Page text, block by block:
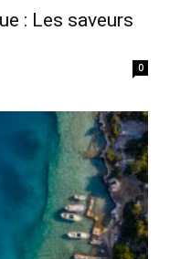
: Les saveurs
0